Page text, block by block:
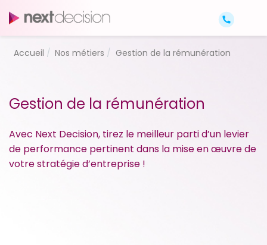
Accueil Nos métiers Gestion de la rémunération
Gestion de la rémunération
Avec Next Decision, tirez le meilleur parti d’un levier
de performance pertinent dans la mise en œuvre de
votre stratégie d’entreprise !